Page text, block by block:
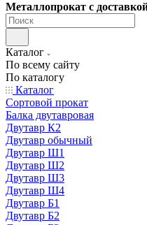
Металлопрокат с
Каталог
По всему сайту
По каталогу
Каталог
Сортовой прокат
Балка двутавровая
Двутавр К2
Двутавр обычный
Двутавр Ш1
Двутавр Ш2
Двутавр Ш3
Двутавр Ш4
Двутавр Б1
Двутавр Б2